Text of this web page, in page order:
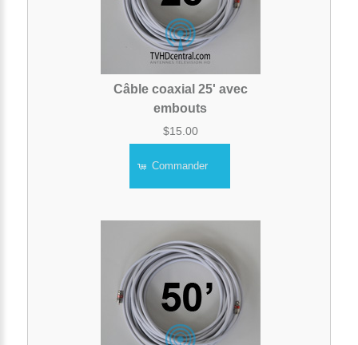
Câble coaxial 25' avec
embouts
$15.00
Commander